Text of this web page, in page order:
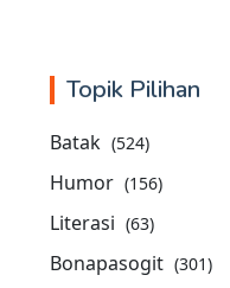
Topik Pilihan
Batak (524)
Humor (156)
Literasi (63)
Bonapasogit (301)